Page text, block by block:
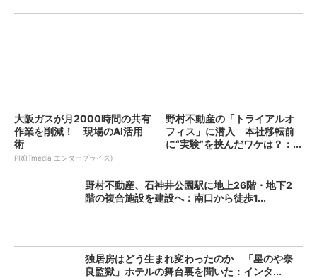
大阪ガスが月2000時間の共有
作業を削減！ 現場のAI活用
術
PR(ITmedia エンタープライズ)
野村不動産の「トライアルオ
フィス」に潜入 本社移転前
に“実験”を挟んだワケは？：...
野村不動産、石神井公園駅に地上26階・地下2
階の複合施設を建設へ：南口から徒歩1...
独居房はどう生まれ変わったのか 「星のや奈
良監獄」ホテルの舞台裏を聞いた：インタ...